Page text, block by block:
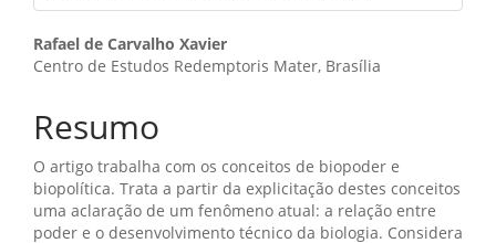
Conteúdo
do
artigo
principal
Rafael de Carvalho Xavier
Centro de Estudos Redemptoris Mater, Brasília
Resumo
O artigo trabalha com os conceitos de biopoder e
biopolítica. Trata a partir da explicitação destes conceitos
uma aclaração de um fenômeno atual: a relação entre
poder e o desenvolvimento técnico da biologia. Considera